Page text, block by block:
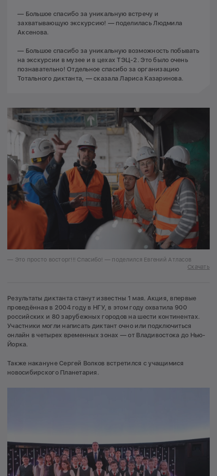
— Большое спасибо за уникальную встречу и
захватывающую экскурсию! — поделилась Людмила
Аксенова.
— Большое спасибо за уникальную возможность побывать
на экскурсии в музее и в цехах ТЭЦ-2. Это было очень
познавательно! Отдельное спасибо за организацию
Тотального диктанта, — сказала Лариса Казаринова.
— Это просто восторг!!! Спасибо! — поделился Евгений Атласов
Скачать
Результаты диктанта станут известны 1 мая. Акция, впервые
проведённая в 2004 году в НГУ, в этом году охватила 900
российских и 80 зарубежных городов на шести континентах.
Участники могли написать диктант очно или подключиться
онлайн в четырех временных зонах — от Владивостока до Нью-
Йорка.
Также накануне Сергей Волков встретился с учащимися
новосибирского Планетария.